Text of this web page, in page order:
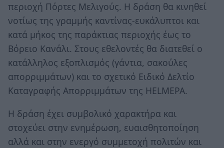
περιοχή Πόρτες Μελιγούς. Η δράση θα κινηθεί
νοτίως της γραμμής καντίνας-ευκάλυπτοι και
κατά μήκος της παράκτιας περιοχής έως το
Βόρειο Κανάλι. Στους εθελοντές θα διατεθεί ο
κατάλληλος εξοπλισμός (γάντια, σακούλες
απορριμμάτων) και το σχετικό Ειδικό Δελτίο
Καταγραφής Απορριμμάτων της HELMEPA.
Η δράση έχει συμβολικό χαρακτήρα και
στοχεύει στην ενημέρωση, ευαισθητοποίηση
αλλά και στην ενεργό συμμετοχή πολιτών και